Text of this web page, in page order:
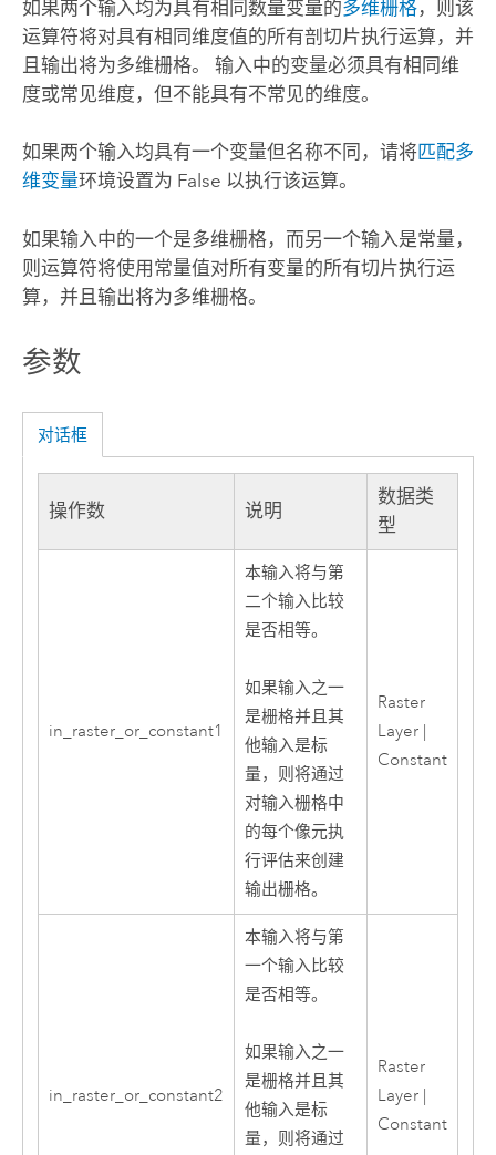
如果两个输入均为具有相同数量变量的多维栅格，则该
运算符将对具有相同维度值的所有剖切片执行运算，并
且输出将为多维栅格。 输入中的变量必须具有相同维
度或常见维度，但不能具有不常见的维度。
如果两个输入均具有一个变量但名称不同，请将匹配多
维变量环境设置为 False 以执行该运算。
如果输入中的一个是多维栅格，而另一个输入是常量，
则运算符将使用常量值对所有变量的所有切片执行运
算，并且输出将为多维栅格。
参数
对话框
操作数 说明
数据类
型
in_raster_or_constant1
本输入将与第
二个输入比较
是否相等。
如果输入之一
是栅格并且其
他输入是标
量，则将通过
对输入栅格中
的每个像元执
行评估来创建
输出栅格。
Raster
Layer |
Constant
in_raster_or_constant2
本输入将与第
一个输入比较
是否相等。
如果输入之一
是栅格并且其
他输入是标
量，则将通过
Raster
Layer |
Constant